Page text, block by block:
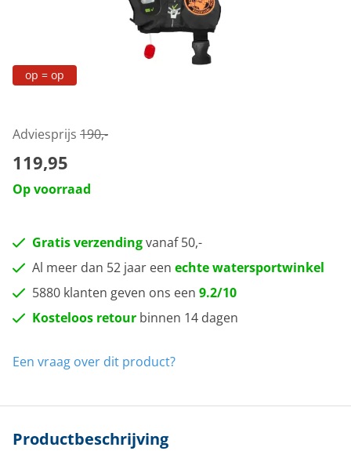
op = op
Adviesprijs 190,-
119,95
Op voorraad
Gratis verzendingvanaf 50,-
Al meer dan 52 jaar een echte watersportwinkel
5880 klanten geven ons een 9.2/10
Kosteloos retour binnen 14 dagen
Een vraag over dit product?
Productbeschrijving